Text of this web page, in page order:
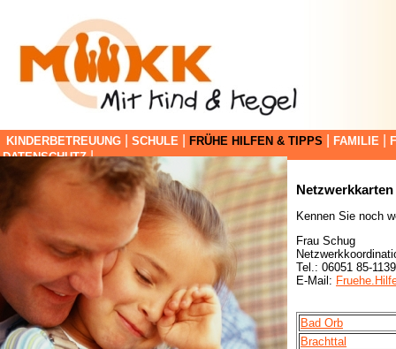
KINDERBETREUUNG SCHULE FRÜHE HILFEN & TIPPS FAMILIE
DATENSCHUTZ|
Kennen Sie noch
Frau Schug
Tel.: 06051 85-
E-Mail:
Bad Orb
Brachttal